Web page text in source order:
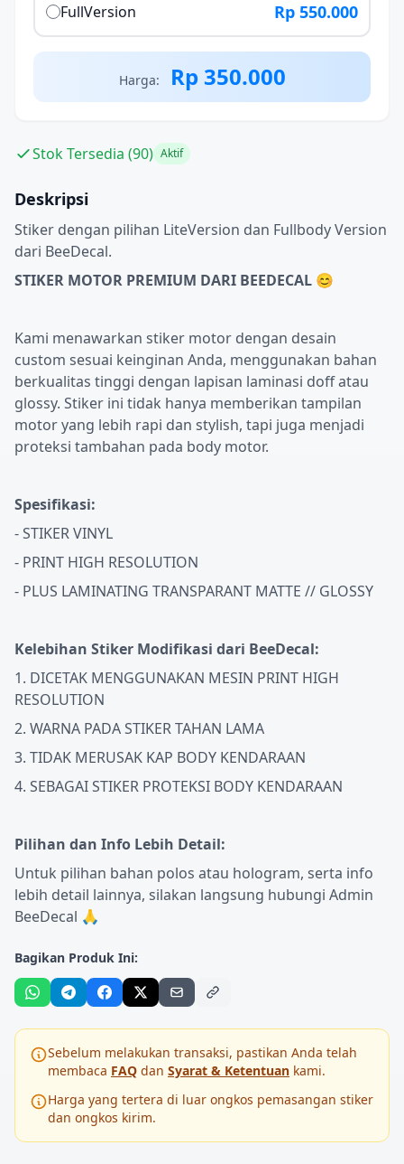
FullVersion Rp 550.000
Harga: Rp 350.000
Stok Tersedia (90) Aktif
Deskripsi
Stiker dengan pilihan LiteVersion dan Fullbody Version
dari BeeDecal.
STIKER MOTOR PREMIUM DARI BEEDECAL 😊
Kami menawarkan stiker motor dengan desain
custom sesuai keinginan Anda, menggunakan bahan
berkualitas tinggi dengan lapisan laminasi doff atau
glossy. Stiker ini tidak hanya memberikan tampilan
motor yang lebih rapi dan stylish, tapi juga menjadi
proteksi tambahan pada body motor.
Spesifikasi:
- STIKER VINYL
- PRINT HIGH RESOLUTION
- PLUS LAMINATING TRANSPARANT MATTE // GLOSSY
Kelebihan Stiker Modifikasi dari BeeDecal:
1. DICETAK MENGGUNAKAN MESIN PRINT HIGH
RESOLUTION
2. WARNA PADA STIKER TAHAN LAMA
3. TIDAK MERUSAK KAP BODY KENDARAAN
4. SEBAGAI STIKER PROTEKSI BODY KENDARAAN
Pilihan dan Info Lebih Detail:
Untuk pilihan bahan polos atau hologram, serta info
lebih detail lainnya, silakan langsung hubungi Admin
BeeDecal 🙏
Bagikan Produk Ini:
Sebelum melakukan transaksi, pastikan Anda telah
membaca FAQ dan Syarat & Ketentuan kami.
Harga yang tertera di luar ongkos pemasangan stiker
dan ongkos kirim.